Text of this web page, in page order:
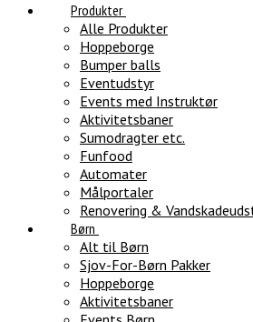
Produkter
Alle Produkter
Hoppeborge
Bumper balls
Eventudstyr
Events med Instruktør
Aktivitetsbaner
Sumodragter etc.
Funfood
Automater
Målportaler
Renovering &
Børn
Alt til Børn
Sjov-For-Børn Pakker
Hoppeborge
Aktivitetsbaner